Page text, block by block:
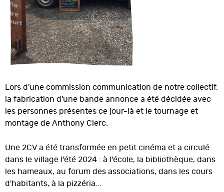
Lors d'une commission communication de notre collectif,
la fabrication d'une bande annonce a été décidée avec
les personnes présentes ce jour-là et le tournage et
montage de Anthony Clerc.
Une 2CV a été transformée en petit cinéma et a circulé
dans le village l'été 2024 : à l'école, la bibliothèque, dans
les hameaux, au forum des associations, dans les cours
d'habitants, à la pizzéria...